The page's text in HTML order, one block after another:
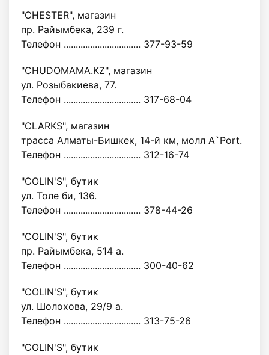
"CHESTER", магазин
пр. Райымбека, 239 г.
Телефон ................................ 377-93-59
"CHUDOMAMA.KZ", магазин
ул. Розыбакиева, 77.
Телефон ................................ 317-68-04
"CLARKS", магазин
трасса Алматы-Бишкек, 14-й км, молл A`Port.
Телефон ................................ 312-16-74
"COLIN'S", бутик
ул. Толе би, 136.
Телефон ................................ 378-44-26
"COLIN'S", бутик
пр. Райымбека, 514 а.
Телефон ................................ 300-40-62
"COLIN'S", бутик
ул. Шолохова, 29/9 а.
Телефон ................................ 313-75-26
"COLIN'S", бутик